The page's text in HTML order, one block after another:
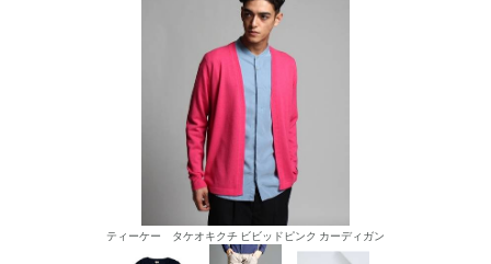
ティーケー タケオキクチ ビビッドピンク カーディガン